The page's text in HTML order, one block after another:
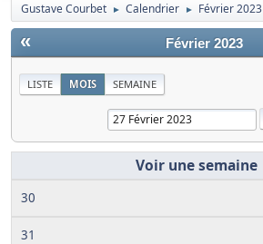
Gustave Courbet ► Calendrier ► Février 2023
« Février 2023
LISTE MOIS SEMAINE
30
31